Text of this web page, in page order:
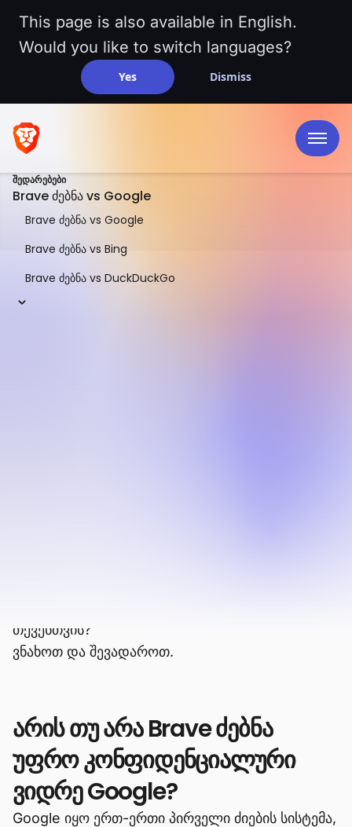
This page is also available in English.
Would you like to switch languages?
Yes Dismiss
შედარებები
Brave ძებნა vs Google
Brave ძებნა vs Google
Brave ძებნა vs Bing
Brave ძებნა vs DuckDuckGo
ᲒᲕᲔᲠᲓᲘᲗ-ᲒᲕᲔᲠᲓ ᲨᲔᲓᲐᲠᲔᲑᲐ
თქვენთვის?
ვნახოთ და შევადაროთ.
არის თუ არა Brave ძებნა
უფრო კონფიდენციალური
ვიდრე Google?
Google იყო ერთ-ერთი პირველი ძიების სისტემა,